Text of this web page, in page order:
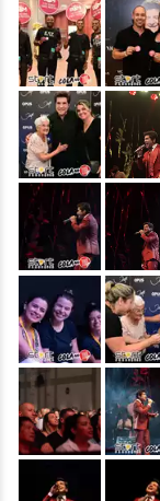
&nbsp; &nbsp;
&nbsp; &nbsp;
&nbsp; &nbsp;
&nbsp; &nbsp;
&nbsp; &nbsp;
&nbsp; &nbsp;